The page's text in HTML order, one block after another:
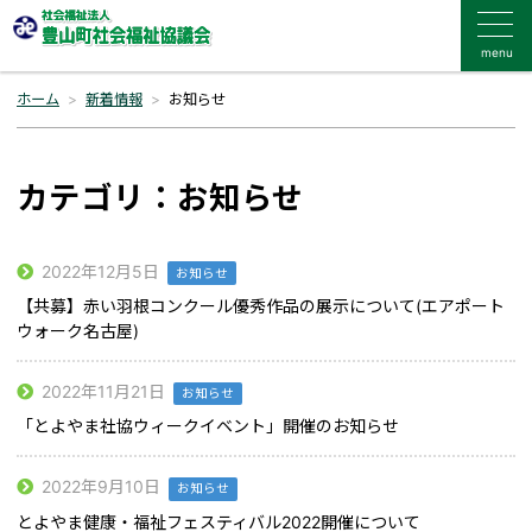
menu
ホーム 新着情報 お知らせ
カテゴリ：お知らせ
2022年12月5日 お知らせ
【共募】赤い羽根コンクール優秀作品の展示について(エアポート
ウォーク名古屋)
2022年11月21日 お知らせ
「とよやま社協ウィークイベント」開催のお知らせ
2022年9月10日 お知らせ
とよやま健康・福祉フェスティバル2022開催について